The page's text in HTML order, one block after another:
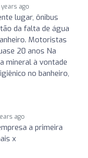
years ago
lugar, ônibus
da falta de água
Motoristas
20 anos Na
mineral à vontade
no banheiro,
ago
a primeira
x